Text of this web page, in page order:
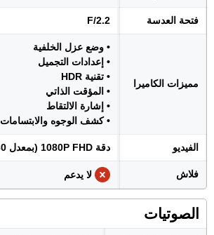
فتحة العدسة F/2.2
مميزات الكاميرا
• وضع عزل الخلفية
• إعدادات التجميل
• تقنية HDR
• المؤقت الذاتي
• إشارة الالتقاط
• كشف الوجوه والابتسامات
الفيديو دقة 1080P FHD (بمعدل 30 إطار)
فلاش لا يدعم
الصوتيات